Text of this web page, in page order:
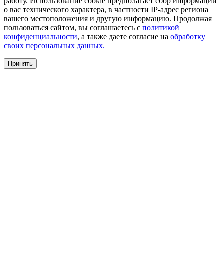
о вас технического характера, в частности IP-адрес региона
вашего местоположения и другую информацию. Продолжая
пользоваться сайтом, вы соглашаетесь с политикой
конфиденциальности, а также даете согласие на обработку
своих персональных данных.
Принять